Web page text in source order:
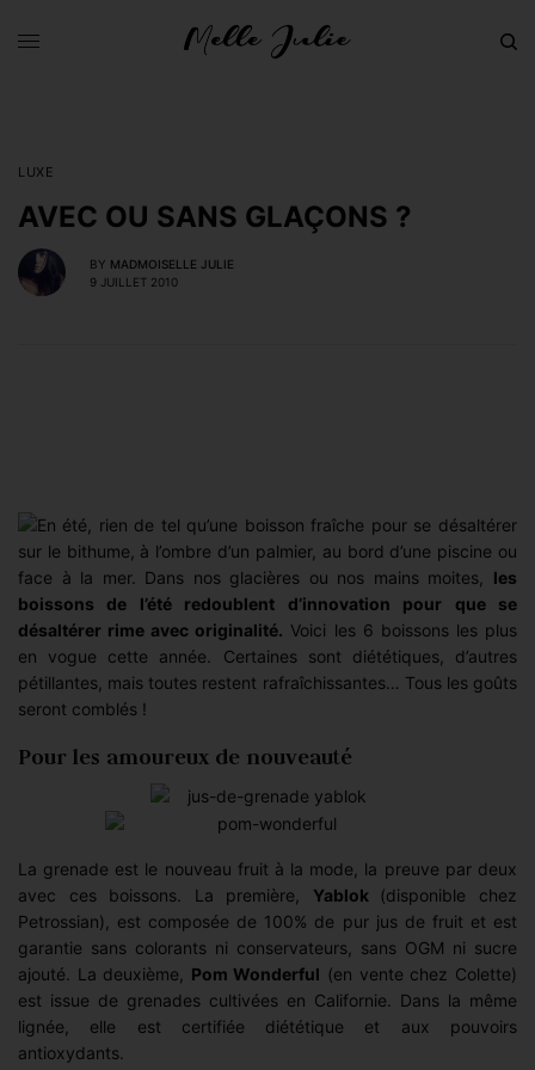
LUXE
AVEC OU SANS GLAÇONS ?
BY MADMOISELLE JULIE
9 JUILLET 2010
n été, rien de tel qu’une boisson fraîche pour se désaltérer
sur le bithume, à l’ombre d’un palmier, au bord d’une piscine ou
face à la mer. Dans nos glacières ou nos mains moites, les
boissons de l’été redoublent d’innovation pour que se
désaltérer rime avec originalité. Voici les 6 boissons les plus
en vogue cette année. Certaines sont diététiques, d’autres
pétillantes, mais toutes restent rafraîchissantes… Tous les goûts
seront comblés !
Pour les amoureux de nouveauté
La grenade est le nouveau fruit à la mode, la preuve par deux
avec ces boissons. La première, Yablok
(disponible chez
Petrossian), est composée de 100% de pur jus de fruit et est
garantie sans colorants ni conservateurs, sans OGM ni sucre
ajouté. La deuxième, Pom Wonderful (en vente chez Colette)
est issue de grenades cultivées en Californie. Dans la même
lignée, elle est certifiée diététique et aux pouvoirs
antioxydants.